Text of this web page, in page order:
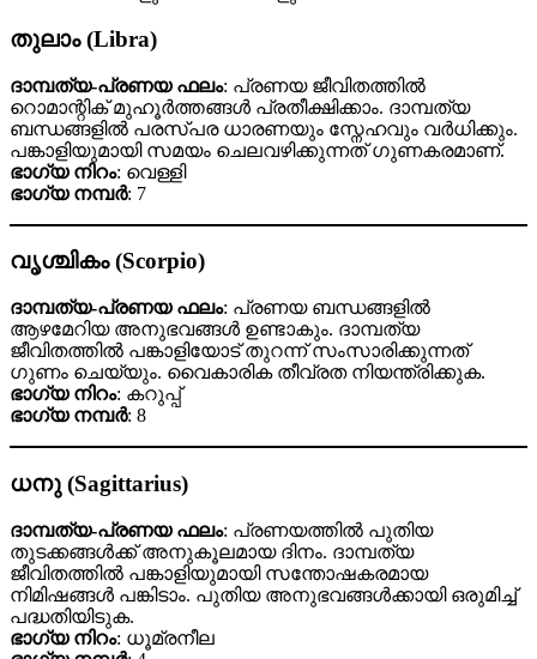
തുലാം (Libra)
ദാമ്പത്യ-പ്രണയ ഫലം: പ്രണയ ജീവിതത്തിൽ
റൊമാന്റിക് മുഹൂർത്തങ്ങൾ പ്രതീക്ഷിക്കാം. ദാമ്പത്യ
ബന്ധങ്ങളിൽ പരസ്പര ധാരണയും സ്നേഹവും വർധിക്കും.
പങ്കാളിയുമായി സമയം ചെലവഴിക്കുന്നത് ഗുണകരമാണ്.
ഭാഗ്യ നിറം: വെള്ളി
ഭാഗ്യ നമ്പർ: 7
വൃശ്ചികം (Scorpio)
ദാമ്പത്യ-പ്രണയ ഫലം: പ്രണയ ബന്ധങ്ങളിൽ
ആഴമേറിയ അനുഭവങ്ങൾ ഉണ്ടാകും. ദാമ്പത്യ
ജീവിതത്തിൽ പങ്കാളിയോട് തുറന്ന് സംസാരിക്കുന്നത്
ഗുണം ചെയ്യും. വൈകാരിക തീവ്രത നിയന്ത്രിക്കുക.
ഭാഗ്യ നിറം: കറുപ്പ്
ഭാഗ്യ നമ്പർ: 8
ധനു (Sagittarius)
ദാമ്പത്യ-പ്രണയ ഫലം: പ്രണയത്തിൽ പുതിയ
തുടക്കങ്ങൾക്ക് അനുകൂലമായ ദിനം. ദാമ്പത്യ
ജീവിതത്തിൽ പങ്കാളിയുമായി സന്തോഷകരമായ
നിമിഷങ്ങൾ പങ്കിടാം. പുതിയ അനുഭവങ്ങൾക്കായി ഒരുമിച്ച്
പദ്ധതിയിടുക.
ഭാഗ്യ നിറം: ധൂമ്രനീല